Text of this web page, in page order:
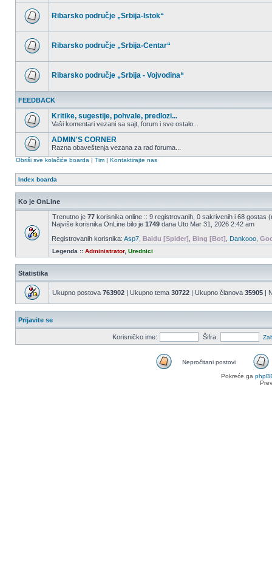
nepročitanih
nepročitanih
Ribarsko područje „Srbija-Istok“
nepročitanih
Ribarsko područje „Srbija-Centar“
nepročitanih
postova
Ribarsko područje „Srbija - Vojvodina“
FEEDBACK
nepročitanih
postova
Kritike, sugestije, pohvale, predlozi...
Vaši komentari vezani sa sajt, forum i sve ostalo...
nepročitanih
ADMIN'S CORNER
Razna obaveštenja vezana za rad foruma...
Obriši sve kolačiće boarda | Tim | Kontaktirajte nas
Index boarda
Ko je OnLine
Trenutno je 77 korisnika online :: 9 registrovanih, 0 sakrivenih i 68 gostas
Najviše korisnika OnLine bilo je 1749 dana Uto Mar 31, 2026 2:42 am
Registrovanih korisnika: Asp7 Baidu [Spider] Bing [Bot] Dankooo
Legenda :: Administrator, Urednici
Statistika
Ukupno postova 763902 | Ukupno tema 30722 | Ukupno članova 35905 |
Prijavite se
Korisničko ime: Šifra:
Nepročitani postovi
Pokreće ga